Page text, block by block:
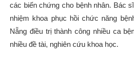
các biến chứng cho bệnh nhân. Bác
nhiệm khoa phục hồi chức năng
Nẵng điều trị thành công nhiều ca
nhiều đề tài, nghiên cứu khoa học.